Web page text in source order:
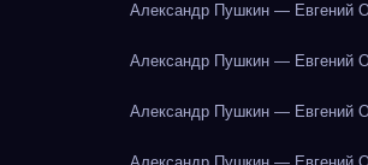
Александр Пушкин — Евгений
Александр Пушкин — Евгений
Александр Пушкин — Евгений